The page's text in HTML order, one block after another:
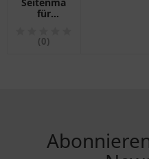
für
1040112
(0)